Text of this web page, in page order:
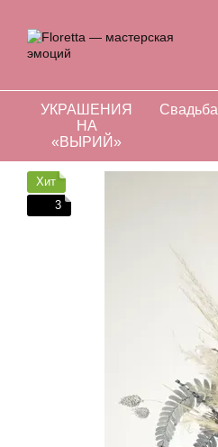
УКРАШЕНИЯ
НА
«ВЫРИЙ»
Свадьба
Хит
3